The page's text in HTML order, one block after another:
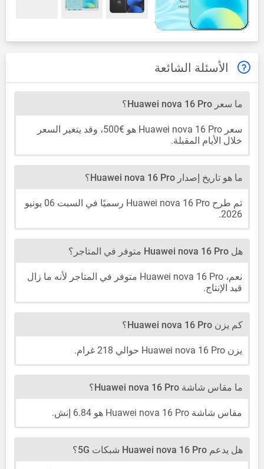
الأسئلة الشائعة
ما سعر Huawei nova 16 Pro؟
سعر Huawei nova 16 Pro هو €500، وقد يتغير السعر
خلال الأيام المقبلة.
ما هو تاريخ إصدار Huawei nova 16 Pro؟
تم طرح Huawei nova 16 Pro رسميًا في السبت 06 يونيو
2026.
هل Huawei nova 16 Pro متوفر في المتاجر؟
نعم، Huawei nova 16 Pro متوفر في المتاجر لأنه ما زال
قيد الإنتاج.
كم يزن Huawei nova 16 Pro؟
يزن Huawei nova 16 Pro حوالي 218 غرام.
ما مقاس شاشة Huawei nova 16 Pro؟
مقاس شاشة Huawei nova 16 Pro هو 6.84 إنش.
هل يدعم Huawei nova 16 Pro شبكات 5G؟